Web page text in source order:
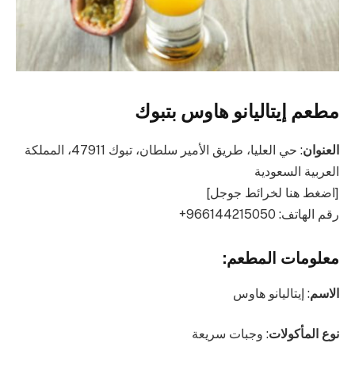
مطعم إيتاليانو هاوس بتبوك
العنوان
: حي العليا، طريق الأمير سلطان، تبوك 47911، المملكة
العربية السعودية
[اضغط هنا لخرائط جوجل]
رقم الهاتف: ‎+966144215050
معلومات المطعم:
الاسم: إيتاليانو هاوس
نوع المأكولات: وجبات سريعة